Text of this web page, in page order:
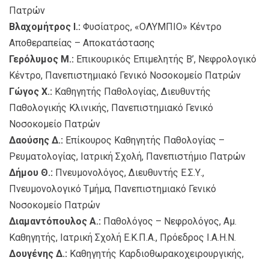
Πατρών
Βλαχομήτρος Ι.: Φυσίατρος, «ΟΛΥΜΠΙΟ» Κέντρο
Αποθεραπείας – Αποκατάστασης
Γερόλυμος Μ.: Επικουρικός Επιμελητής Β’, Νεφρολογικό
Κέντρο, Πανεπιστημιακό Γενικό Νοσοκομείο Πατρών
Γώγος Χ.: Καθηγητής Παθολογίας, Διευθυντής
Παθολογικής Κλινικής, Πανεπιστημιακό Γενικό
Νοσοκομείο Πατρών
Δαούσης Δ.: Επίκουρος Καθηγητής Παθολογίας –
Ρευματολογίας, Ιατρική Σχολή, Πανεπιστήμιο Πατρών
Δήμου Θ.: Πνευμονολόγος, Διευθυντής Ε.Σ.Υ.,
Πνευμονολογικό Τμήμα, Πανεπιστημιακό Γενικό
Νοσοκομείο Πατρών
Διαμαντόπουλος Α.: Παθολόγος – Νεφρολόγος, Αμ.
Καθηγητής, Ιατρική Σχολή Ε.Κ.Π.Α., Πρόεδρος Ι.Α.Η.Ν.
Δουγένης Δ.: Καθηγητής Καρδιοθωρακοχειρουργικής,